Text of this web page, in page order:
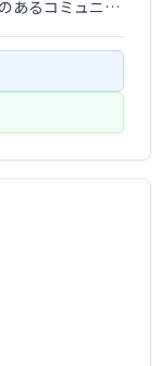
あるコミュニテ
無限の可能性を